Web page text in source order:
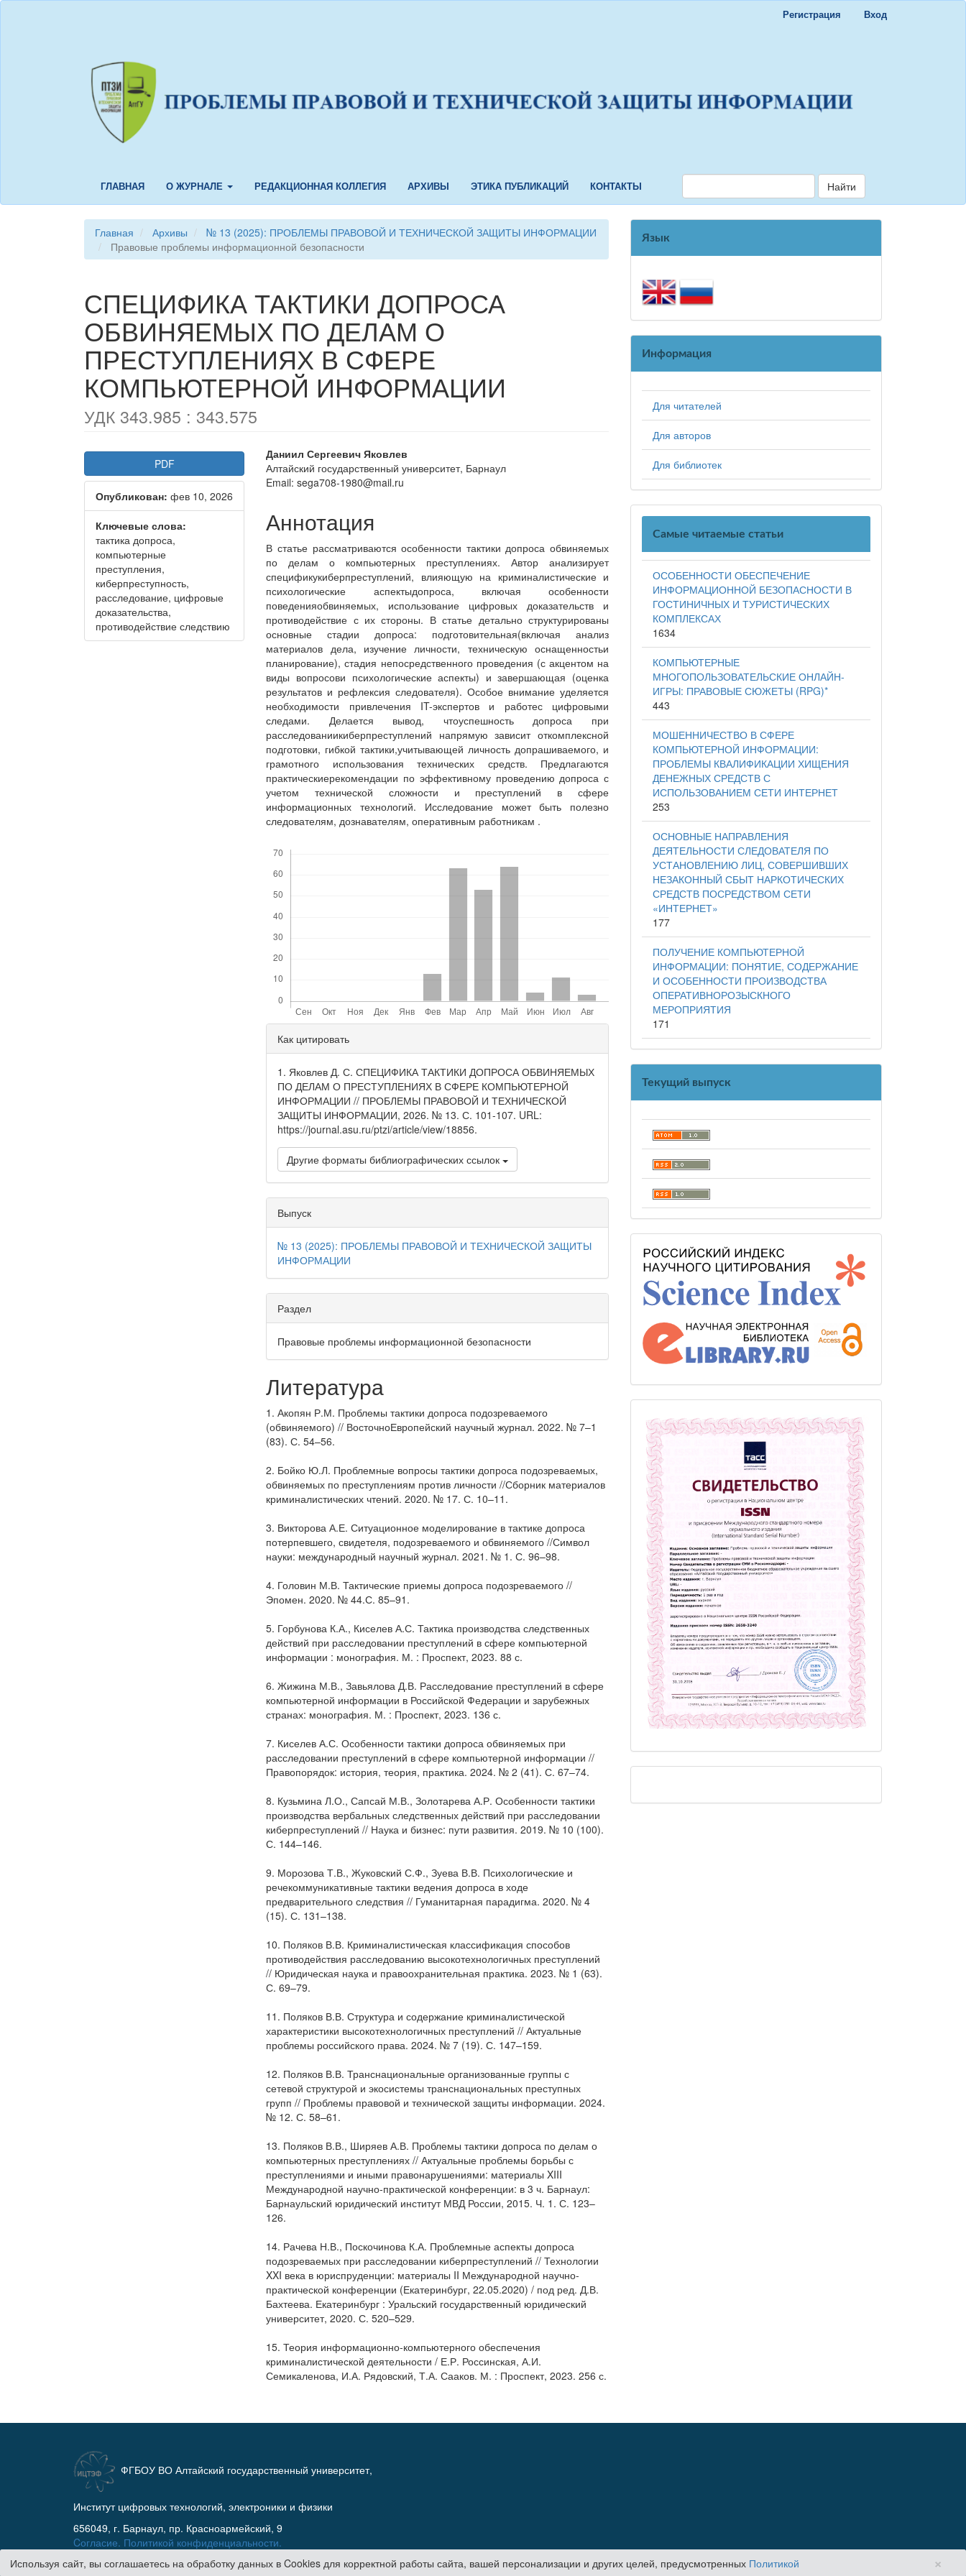
Быстрый
Регистрация Вход
ГЛАВНАЯ О ЖУРНАЛЕ РЕДАКЦИОННАЯ КОЛЛЕГИЯ АРХИВЫ ЭТИКА ПУБЛИКАЦИЙ КОНТАКТЫ Найти
Главная Архивы
№ 13 (2025): ПРОБЛЕМЫ ПРАВОВОЙ И ТЕХНИЧЕСКОЙ ЗАЩИТЫ ИНФОРМАЦИИ
Правовые проблемы информационной безопасности
СПЕЦИФИКА ТАКТИКИ ДОПРОСА
ОБВИНЯЕМЫХ ПО ДЕЛАМ О
ПРЕСТУПЛЕНИЯХ В СФЕРЕ
КОМПЬЮТЕРНОЙ ИНФОРМАЦИИ
УДК 343.985 : 343.575
Статья
боковой
панели
PDF
Опубликован: фев 10, 2026
Ключевые слова:
тактика допроса,
компьютерные
преступления,
киберпреступность,
расследование, цифровые
доказательства,
противодействие следствию
Основное
содержание
Даниил Сергеевич Яковлев
Алтайский государственный университет, Барнаул
Email: sega708-1980@mail.ru
Аннотация
В статье рассматриваются особенности тактики допроса обвиняемых
по делам о компьютерных преступлениях. Автор анализирует
спецификукиберпреступлений, влияющую на криминалистические и
психологические аспектыдопроса, включая особенности
поведенияобвиняемых, использование цифровых доказательств и
противодействие с их стороны. В статье детально структурированы
основные стадии допроса: подготовительная(включая анализ
материалов дела, изучение личности, техническую оснащенностьи
планирование), стадия непосредственного проведения (с акцентом на
виды вопросови психологические аспекты) и завершающая (оценка
результатов и рефлексия следователя). Особое внимание уделяется
необходимости привлечения IT-экспертов и работес цифровыми
следами. Делается вывод, чтоуспешность допроса при
расследованиикиберпреступлений напрямую зависит откомплексной
подготовки, гибкой тактики,учитывающей личность допрашиваемого, и
грамотного использования технических средств. Предлагаются
практическиерекомендации по эффективному проведению допроса с
учетом технической сложности и преступлений в сфере
информационных технологий. Исследование может быть полезно
следователям, дознавателям, оперативным работникам .
Детали
статьи
Как цитировать
1. Яковлев Д. С. СПЕЦИФИКА ТАКТИКИ ДОПРОСА ОБВИНЯЕМЫХ
ПО ДЕЛАМ О ПРЕСТУПЛЕНИЯХ В СФЕРЕ КОМПЬЮТЕРНОЙ
ИНФОРМАЦИИ // ПРОБЛЕМЫ ПРАВОВОЙ И ТЕХНИЧЕСКОЙ
ЗАЩИТЫ ИНФОРМАЦИИ, 2026. № 13. С. 101-107. URL:
https://journal.asu.ru/ptzi/article/view/18856.
Другие форматы библиографических ссылок
Выпуск
№ 13 (2025): ПРОБЛЕМЫ ПРАВОВОЙ И ТЕХНИЧЕСКОЙ ЗАЩИТЫ
ИНФОРМАЦИИ
Раздел
Правовые проблемы информационной безопасности
Литература
1. Акопян Р.М. Проблемы тактики допроса подозреваемого
(обвиняемого) // ВосточноЕвропейский научный журнал. 2022. № 7–1
(83). С. 54–56.
2. Бойко Ю.Л. Проблемные вопросы тактики допроса подозреваемых,
обвиняемых по преступлениям против личности //Сборник материалов
криминалистических чтений. 2020. № 17. С. 10–11.
3. Викторова А.Е. Ситуационное моделирование в тактике допроса
потерпевшего, свидетеля, подозреваемого и обвиняемого //Символ
науки: международный научный журнал. 2021. № 1. С. 96–98.
4. Головин М.В. Тактические приемы допроса подозреваемого //
Эпомен. 2020. № 44.С. 85–91.
5. Горбунова К.А., Киселев А.С. Тактика производства следственных
действий при расследовании преступлений в сфере компьютерной
информации : монография. М. : Проспект, 2023. 88 с.
6. Жижина М.В., Завьялова Д.В. Расследование преступлений в сфере
компьютерной информации в Российской Федерации и зарубежных
странах: монография. М. : Проспект, 2023. 136 с.
7. Киселев А.С. Особенности тактики допроса обвиняемых при
расследовании преступлений в сфере компьютерной информации //
Правопорядок: история, теория, практика. 2024. № 2 (41). С. 67–74.
8. Кузьмина Л.О., Сапсай М.В., Золотарева А.Р. Особенности тактики
производства вербальных следственных действий при расследовании
киберпреступлений // Наука и бизнес: пути развития. 2019. № 10 (100).
С. 144–146.
9. Морозова Т.В., Жуковский С.Ф., Зуева В.В. Психологические и
речекоммуникативные тактики ведения допроса в ходе
предварительного следствия // Гуманитарная парадигма. 2020. № 4
(15). С. 131–138.
10. Поляков В.В. Криминалистическая классификация способов
противодействия расследованию высокотехнологичных преступлений
// Юридическая наука и правоохранительная практика. 2023. № 1 (63).
С. 69–79.
11. Поляков В.В. Структура и содержание криминалистической
характеристики высокотехнологичных преступлений // Актуальные
проблемы российского права. 2024. № 7 (19). С. 147–159.
12. Поляков В.В. Транснациональные организованные группы с
сетевой структурой и экосистемы транснациональных преступных
групп // Проблемы правовой и технической защиты информации. 2024.
№ 12. С. 58–61.
13. Поляков В.В., Ширяев А.В. Проблемы тактики допроса по делам о
компьютерных преступлениях // Актуальные проблемы борьбы с
преступлениями и иными правонарушениями: материалы XIII
Международной научно-практической конференции: в 3 ч. Барнаул:
Барнаульский юридический институт МВД России, 2015. Ч. 1. С. 123–
126.
14. Рачева Н.В., Поскочинова К.А. Проблемные аспекты допроса
подозреваемых при расследовании киберпреступлений // Технологии
XXI века в юриспруденции: материалы II Международной научно-
практической конференции (Екатеринбург, 22.05.2020) / под ред. Д.В.
Бахтеева. Екатеринбург : Уральский государственный юридический
университет, 2020. С. 520–529.
15. Теория информационно-компьютерного обеспечения
криминалистической деятельности / Е.Р. Россинская, А.И.
Семикаленова, И.А. Рядовский, Т.А. Сааков. М. : Проспект, 2023. 256 с.
Язык
Информация
Для читателей
Для авторов
Для библиотек
Самые читаемые статьи
ОСОБЕННОСТИ ОБЕСПЕЧЕНИЕ
ИНФОРМАЦИОННОЙ БЕЗОПАСНОСТИ В
ГОСТИНИЧНЫХ И ТУРИСТИЧЕСКИХ
КОМПЛЕКСАХ
1634
КОМПЬЮТЕРНЫЕ
МНОГОПОЛЬЗОВАТЕЛЬСКИЕ ОНЛАЙН-
ИГРЫ: ПРАВОВЫЕ СЮЖЕТЫ (RPG)*
443
МОШЕННИЧЕСТВО В СФЕРЕ
КОМПЬЮТЕРНОЙ ИНФОРМАЦИИ:
ПРОБЛЕМЫ КВАЛИФИКАЦИИ ХИЩЕНИЯ
ДЕНЕЖНЫХ СРЕДСТВ С
ИСПОЛЬЗОВАНИЕМ СЕТИ ИНТЕРНЕТ
253
ОСНОВНЫЕ НАПРАВЛЕНИЯ
ДЕЯТЕЛЬНОСТИ СЛЕДОВАТЕЛЯ ПО
УСТАНОВЛЕНИЮ ЛИЦ, СОВЕРШИВШИХ
НЕЗАКОННЫЙ СБЫТ НАРКОТИЧЕСКИХ
СРЕДСТВ ПОСРЕДСТВОМ СЕТИ
«ИНТЕРНЕТ»
177
ПОЛУЧЕНИЕ КОМПЬЮТЕРНОЙ
ИНФОРМАЦИИ: ПОНЯТИЕ, СОДЕРЖАНИЕ
И ОСОБЕННОСТИ ПРОИЗВОДСТВА
ОПЕРАТИВНОРОЗЫСКНОГО
МЕРОПРИЯТИЯ
171
Текущий выпуск
ФГБОУ ВО Алтайский государственный университет,
Институт цифровых технологий, электроники и физики
656049, г. Барнаул, пр. Красноармейский, 9
Cогласие. Политикой конфиденциальности.
Используя сайт, вы соглашаетесь на обработку данных в Cookies для корректной работы сайта, вашей персонализации и других целей, предусмотренных Политикой ×